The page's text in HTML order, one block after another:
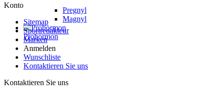
Pregnyl
Magnyl
Prohormon
Konto
Sitemap
Sportredakteur
Marken
Anmelden
Wunschliste
Kontaktieren Sie uns
Kontaktieren Sie uns